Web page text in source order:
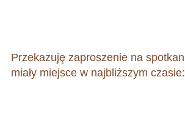
Przekazuję zaproszenie na
miały miejsce w najbliższym czasie: